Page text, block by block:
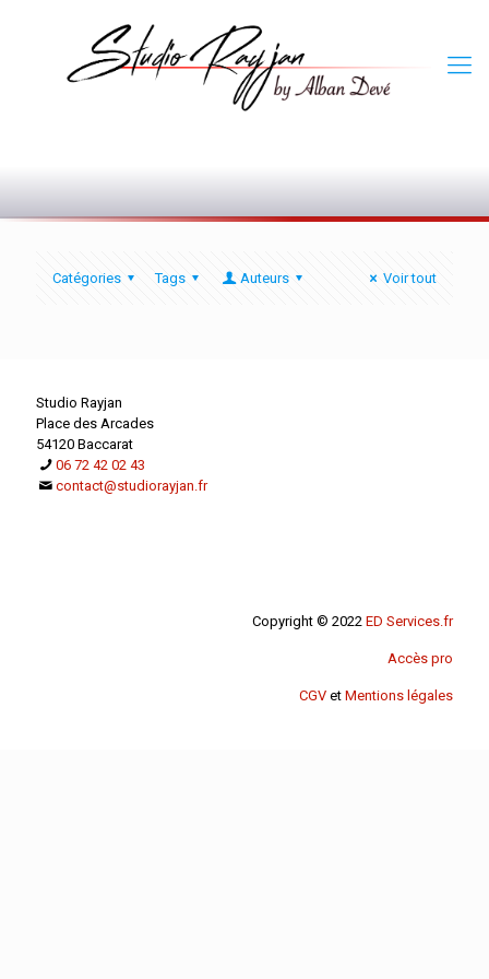
Catégories Tags Auteurs Voir tout
Studio Rayjan
Place des Arcades
54120 Baccarat
06 72 42 02 43
contact@studiorayjan.fr
Copyright © 2022 ED Services.fr
Accès pro
CGV et Mentions légales